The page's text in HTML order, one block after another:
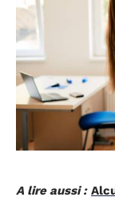
A lire aussi :